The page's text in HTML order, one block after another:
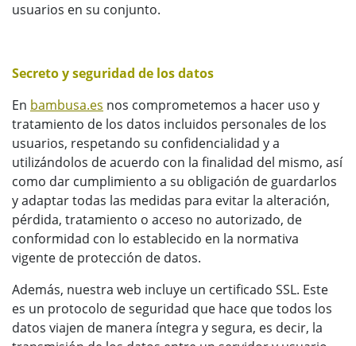
usuarios en su conjunto.
Secreto y seguridad de los datos
En bambusa.es nos comprometemos a hacer uso y
tratamiento de los datos incluidos personales de los
usuarios, respetando su confidencialidad y a
utilizándolos de acuerdo con la finalidad del mismo, así
como dar cumplimiento a su obligación de guardarlos
y adaptar todas las medidas para evitar la alteración,
pérdida, tratamiento o acceso no autorizado, de
conformidad con lo establecido en la normativa
vigente de protección de datos.
Además, nuestra web incluye un certificado SSL. Este
es un protocolo de seguridad que hace que todos los
datos viajen de manera íntegra y segura, es decir, la